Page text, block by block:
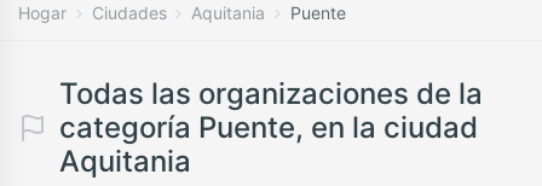
Hogar Ciudades Aquitania Puente
Todas las organizaciones de la
categoría Puente, en la ciudad
Aquitania